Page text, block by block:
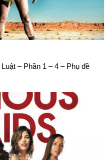
– Phần 1 – 4 – Phụ đề